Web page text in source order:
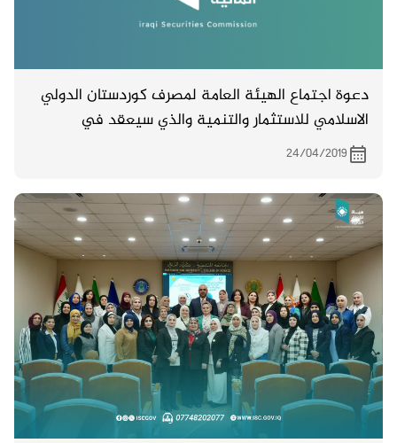
دعوة اجتماع الهيئة العامة لمصرف كوردستان الدولي
الاسلامي للاستثمار والتنمية والذي سيعقد في
4/5/2019 .
24/04/2019